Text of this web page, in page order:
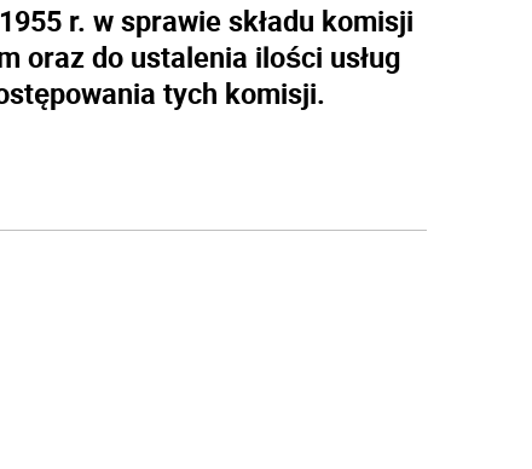
r. w sprawie składu komisji
oraz do ustalenia ilości usług
tych komisji.